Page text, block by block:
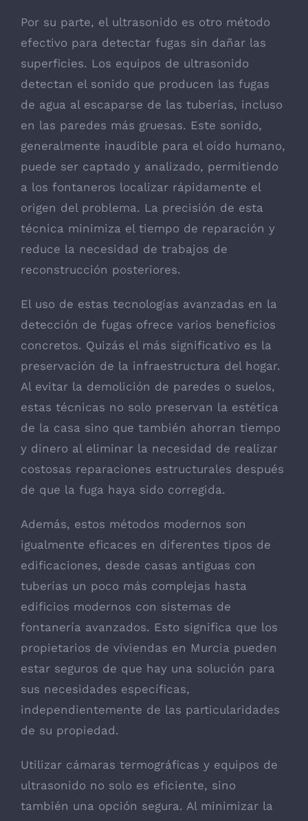
Por su parte, el ultrasonido es otro método
efectivo para detectar fugas sin dañar las
superficies. Los equipos de ultrasonido
detectan el sonido que producen las fugas
de agua al escaparse de las tuberías, incluso
en las paredes más gruesas. Este sonido,
generalmente inaudible para el oído humano,
puede ser captado y analizado, permitiendo
a los fontaneros localizar rápidamente el
origen del problema. La precisión de esta
técnica minimiza el tiempo de reparación y
reduce la necesidad de trabajos de
reconstrucción posteriores.
El uso de estas tecnologías avanzadas en la
detección de fugas ofrece varios beneficios
concretos. Quizás el más significativo es la
preservación de la infraestructura del hogar.
Al evitar la demolición de paredes o suelos,
estas técnicas no solo preservan la estética
de la casa sino que también ahorran tiempo
y dinero al eliminar la necesidad de realizar
costosas reparaciones estructurales después
de que la fuga haya sido corregida.
Además, estos métodos modernos son
igualmente eficaces en diferentes tipos de
edificaciones, desde casas antiguas con
tuberías un poco más complejas hasta
edificios modernos con sistemas de
fontanería avanzados. Esto significa que los
propietarios de viviendas en Murcia pueden
estar seguros de que hay una solución para
sus necesidades específicas,
independientemente de las particularidades
de su propiedad.
Utilizar cámaras termográficas y equipos de
ultrasonido no solo es eficiente, sino
también una opción segura. Al minimizar la